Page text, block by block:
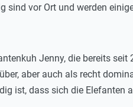
sind vor Ort und werden
Jenny, die bereits
aber auch als recht
ist, dass sich die